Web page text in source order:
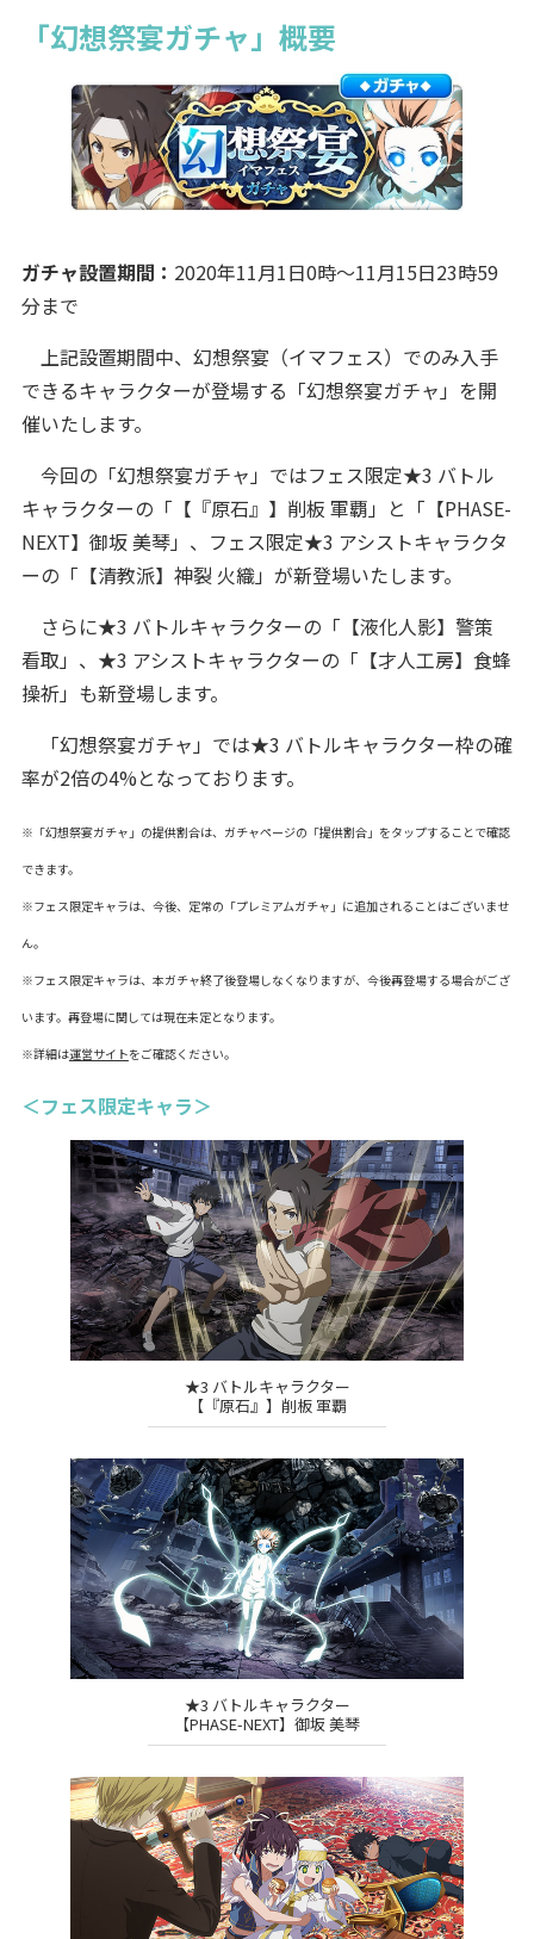
「幻想祭宴ガチャ」概要
ガチャ設置期間： 2020年11月1日0時～11月15日23時59
分まで
上記設置期間中、幻想祭宴（イマフェス）でのみ入手
できるキャラクターが登場する「幻想祭宴ガチャ」を開
催いたします。
今回の「幻想祭宴ガチャ」ではフェス限定★3 バトル
キャラクターの「【『原石』】削板 軍覇」と「【PHASE-
NEXT】御坂 美琴」、フェス限定★3 アシストキャラクタ
ーの「【清教派】神裂 火織」が新登場いたします。
さらに★3 バトルキャラクターの「【液化人影】警策
看取」、★3 アシストキャラクターの「【才人工房】食蜂
操祈」も新登場します。
「幻想祭宴ガチャ」では★3 バトルキャラクター枠の確
率が2倍の4%となっております。
※「幻想祭宴ガチャ」の提供割合は、ガチャページの「提供割合」をタップすることで確認
できます。
※フェス限定キャラは、今後、定常の「プレミアムガチャ」に追加されることはございませ
ん。
※フェス限定キャラは、本ガチャ終了後登場しなくなりますが、今後再登場する場合がござ
います。再登場に関しては現在未定となります。
※詳細は運営サイトをご確認ください。
＜フェス限定キャラ＞
★3 バトルキャラクター
【『原石』】削板 軍覇
★3 バトルキャラクター
【PHASE-NEXT】御坂 美琴